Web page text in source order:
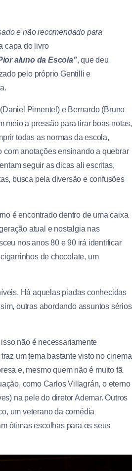
e não recomendado para
capa do livro
aluno da Escola”, que deu
pelo próprio Gentilli e
Pimentel) e Bernardo (Bruno
meio a pressão para tirar boas notas,
todas as normas da escola,
com anotações ensinando a quebrar
seguir as dicas ali escritas,
busca pela diversão e confusões
é encontrado dentro de uma caixa
atual e nostalgia nas
nos anos 80 e 90 irá identificar
de chocolate, um
Há aquelas piadas conhecidas
outras abordando assuntos sérios
não é necessariamente
um tema bastante visto no cinema
e, mesmo quem não é muito fã
como Carlos Villagrán, o eterno
na pele do diretor Ademar. Outros
um veterano da comédia
ótimas escolhas para os seus